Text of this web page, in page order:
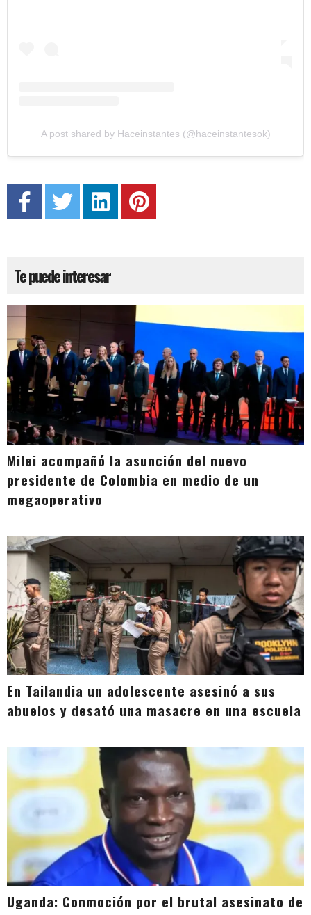
A post shared by Haceinstantes (@haceinstantesok)
Te puede interesar
Milei acompañó la asunción del nuevo
presidente de Colombia en medio de un
megaoperativo
En Tailandia un adolescente asesinó a sus
abuelos y desató una masacre en una escuela
Uganda: Conmoción por el brutal asesinato de